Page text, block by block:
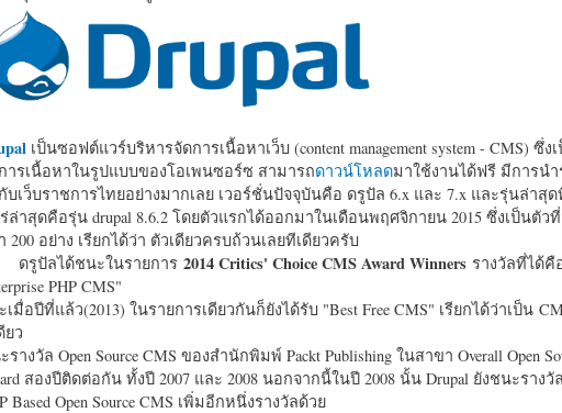
เป็นซอฟต์แวร์บริหารจัดการเนื้อหาเว็บ (content management system - CMS) ซึ่ง
ารเนื้อหาในรูปแบบของโอเพนซอร์ซ สามารถดาวน์โหลดมาใช้งานได้ฟรี มีการน
บเว็บราชการไทยอย่างมากเลย เวอร์ชั่นปัจจุบันคือ ดรูปัล 6.x และ 7.x และรุ่นล่าสุด
ล่าสุดคือรุ่น drupal 8.6.2 โดยตัวแรกได้ออกมาในเดือนพฤศจิกายน 2015 ซึ่งเป็นตั
200 อย่าง เรียกได้ว่า ตัวเดียวครบถ้วนเลยทีเดียวครับ
ปัลได้ชนะในรายการ 2014 Critics' Choice CMS Award Winners รางวัลที่ได้คื
PHP CMS"
เมื่อปีที่แล้ว(2013) ในรายการเดียวกันก็ยังได้รับ "Best Free CMS" เรียกได้ว่าเป็น
ยว
รางวัล Open Source CMS ของสำนักพิมพ์ Packt Publishing ในสาขา Overall Open
สองปีติดต่อกัน ทั้งปี 2007 และ 2008 นอกจากนี้ในปี 2008 นั้น Drupal ยังชนะรางวั
Based Open Source CMS เพิ่มอีกหนึ่งรางวัลด้วย